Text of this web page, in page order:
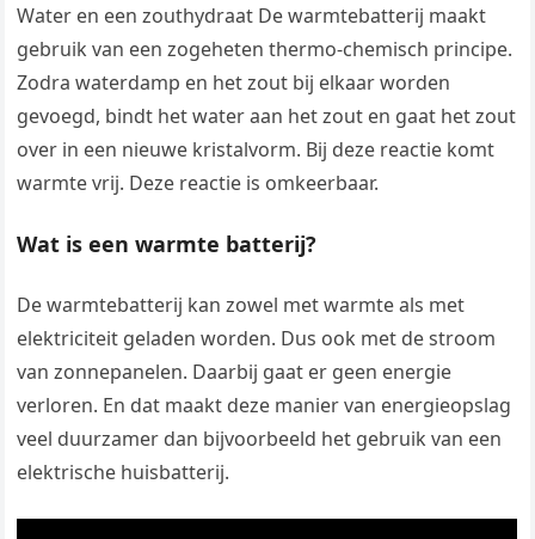
Water en een zouthydraat De warmtebatterij maakt
gebruik van een zogeheten thermo-chemisch principe.
Zodra waterdamp en het zout bij elkaar worden
gevoegd, bindt het water aan het zout en gaat het zout
over in een nieuwe kristalvorm. Bij deze reactie komt
warmte vrij. Deze reactie is omkeerbaar.
Wat is een warmte batterij?
De warmtebatterij kan zowel met warmte als met
elektriciteit geladen worden. Dus ook met de stroom
van zonnepanelen. Daarbij gaat er geen energie
verloren. En dat maakt deze manier van energieopslag
veel duurzamer dan bijvoorbeeld het gebruik van een
elektrische huisbatterij.